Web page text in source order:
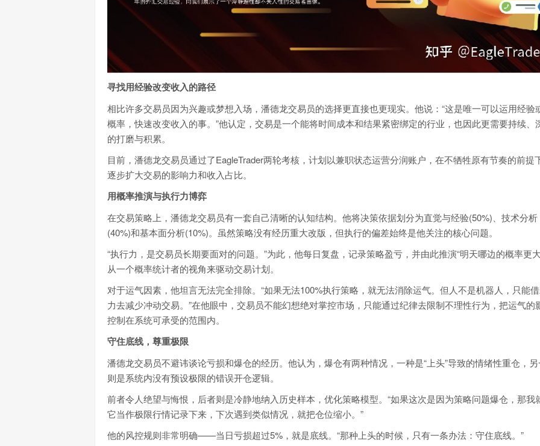
寻找用经验改变收入的路径
相比许多交易员因为兴趣或梦想入场，潘德龙交易员的选择更直接也更现实。他说：“这是唯一可以运用经验
概率，快速改变收入的事。”他认定，交易是一个能将时间成本和结果紧密绑定的行业，也因此更需要持续、
的打磨与积累。
目前，潘德龙交易员通过了EagleTrader两轮考核，计划以兼职状态运营分润账户，在不牺牲原有节奏的前提
逐步扩大交易的影响力和收入占比。
用概率推演与执行力博弈
在交易策略上，潘德龙交易员有一套自己清晰的认知结构。他将决策依据划分为直觉与经验(50%)、技术分析
(40%)和基本面分析(10%)。虽然策略没有经历重大改版，但执行的偏差始终是他关注的核心问题。
“执行力，是交易员长期要面对的问题。”为此，他每日复盘，记录策略盈亏，并由此推演“明天哪边的概率更大
从一个概率统计者的视角来驱动交易计划。
对于运气因素，他坦言无法完全排除。“如果无法100%执行策略，就无法消除运气。但人不是机器人，只能
力去减少冲动交易。”在他眼中，交易员不能幻想绝对掌控市场，只能通过纪律去限制不理性行为，把运气的
控制在系统可承受的范围内。
守住底线，尊重极限
潘德龙交易员不避讳谈论亏损和爆仓的经历。他认为，爆仓有两种情况，一种是“上头”导致的情绪性重仓，
则是系统内没有预设极限的错误开仓逻辑。
前者令人绝望与悔恨，后者则是冷静地纳入历史样本，优化策略模型。“如果这次是因为策略问题爆仓，那我
它当作极限行情记录下来，下次遇到类似情况，就把仓位缩小。”
他的风控规则非常明确——当日亏损超过5%，就是底线。“那种上头的时候，只有一条办法：守住底线。”